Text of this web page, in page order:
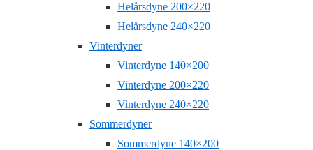
Helårsdyne 200×220
Helårsdyne 240×220
Vinterdyner
Vinterdyne 140×200
Vinterdyne 200×220
Vinterdyne 240×220
Sommerdyner
Sommerdyne 140×200